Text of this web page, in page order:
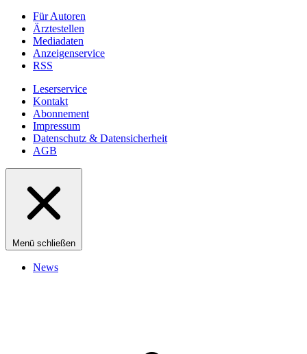
Für Autoren
Ärztestellen
Mediadaten
Anzeigenservice
RSS
Leserservice
Kontakt
Abonnement
Impressum
Datenschutz & Datensicherheit
AGB
Menü schließen
News